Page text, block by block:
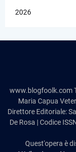
2026
www.blogfoolk.com
Maria Capua
Direttore Editoriale:
De Rosa | Codice
Quest'opera è